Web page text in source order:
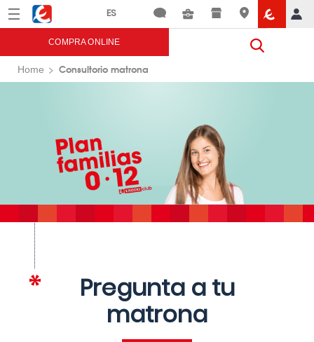
Menú Eroski
COMPRA ONLINE
Home Consultorio matrona
Pregunta a tu
matrona